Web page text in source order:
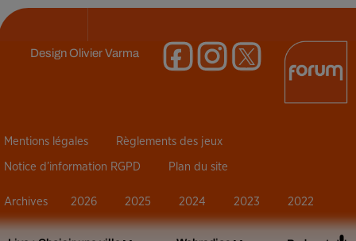
DesignOlivier Varma
Mentions légales Règlements des jeux
Notice d’information RGPD Plan du site
Archives 2026 2025 2024 2023 2022